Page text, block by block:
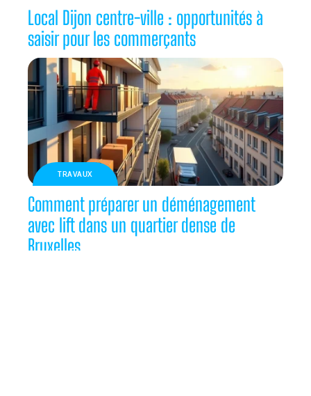
Local Dijon centre-ville : opportunités à
saisir pour les commerçants
TRAVAUX
Comment préparer un déménagement
avec lift dans un quartier dense de
Bruxelles